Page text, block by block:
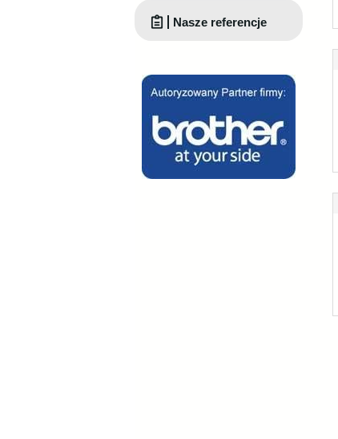
Nasze referencje